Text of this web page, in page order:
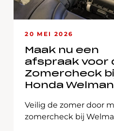
20 MEI 2026
Maak nu een
afspraak voor
Zomercheck
Honda Welman
Veilig de zomer door
zomercheck bij